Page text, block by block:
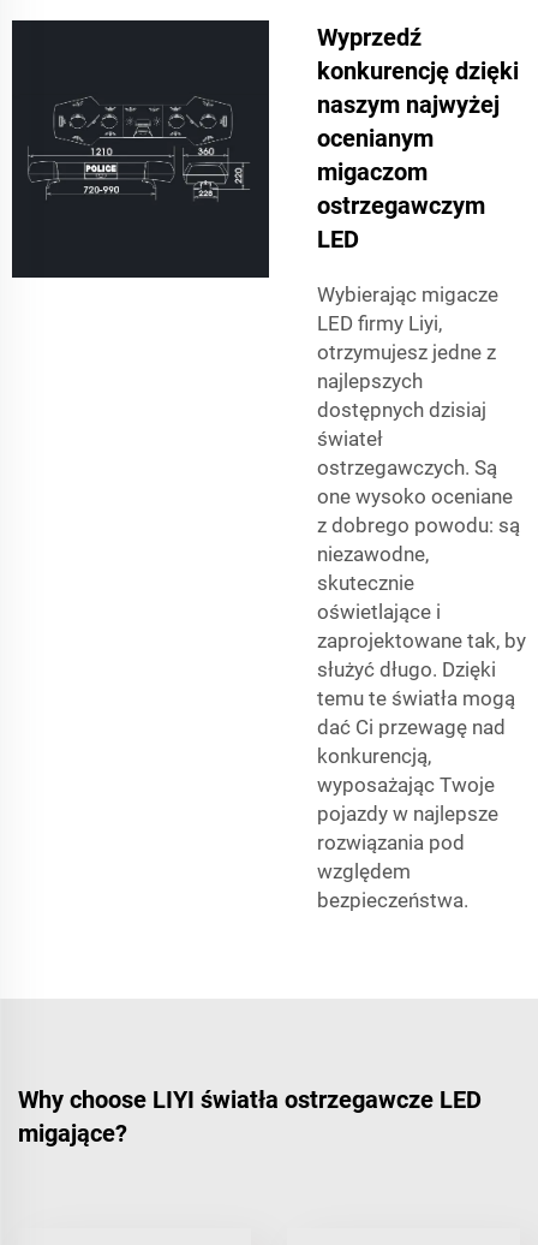
Wyprzedź
konkurencję dzięki
naszym najwyżej
ocenianym
migaczom
ostrzegawczym
LED
Wybierając migacze
LED firmy Liyi,
otrzymujesz jedne z
najlepszych
dostępnych dzisiaj
świateł
ostrzegawczych. Są
one wysoko oceniane
z dobrego powodu: są
niezawodne,
skutecznie
oświetlające i
zaprojektowane tak, by
służyć długo. Dzięki
temu te światła mogą
dać Ci przewagę nad
konkurencją,
wyposażając Twoje
pojazdy w najlepsze
rozwiązania pod
względem
bezpieczeństwa.
Why choose LIYI światła ostrzegawcze LED
migające?